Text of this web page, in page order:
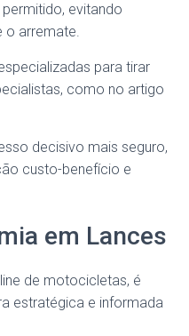
evitando
o arremate.
para tirar
como no artigo
decisivo mais seguro,
custo-benefício e
em Lances
de motocicletas, é
estratégica e informada